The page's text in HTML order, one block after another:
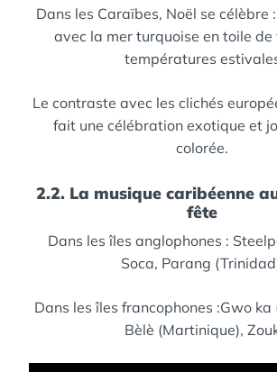
Dans les Caraïbes, Noël se célèbre :
avec la mer turquoise en toile de
températures
Le contraste avec les clichés
fait une célébration exotique et
colorée.
2.2. La musique caribéenne
fête
Dans les îles anglophones :
Soca, Parang
Dans les îles francophones :Gwo ka
Bèlè (Martinique),